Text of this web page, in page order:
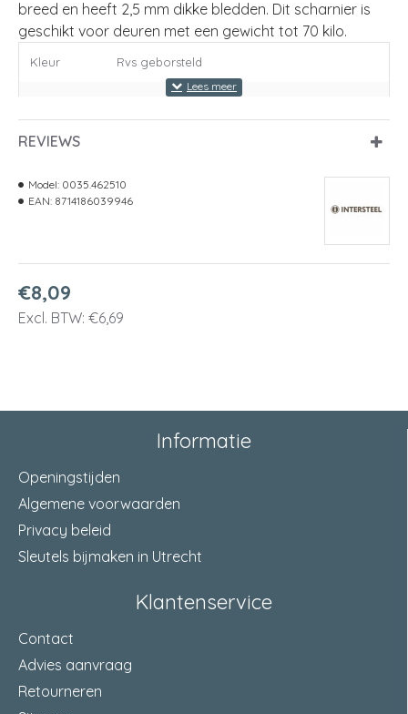
breed en heeft 2,5 mm dikke bledden. Dit scharnier is
geschikt voor deuren met een gewicht tot 70 kilo.
Kleur Rvs geborsteld
Modern & Strak
L x cm.
B x cm. 6
Kogellagerscharnier|Bevestigingsmateriaal
Materiaal Roestvast staal
REVIEWS
€8,09
Excl. BTW: €6,69
Model: 0035.462510
EAN: 8714186039946
Informatie
Openingstijden
Algemene voorwaarden
Privacy beleid
Sleutels bijmaken in Utrecht
Klantenservice
Contact
Advies aanvraag
Retourneren